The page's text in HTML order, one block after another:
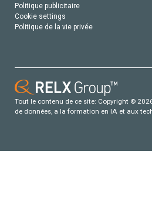
Politique publicitaire
Cookie settings
Politique de la vie privée
Tout le contenu de ce site: Copyright ©
de données, a la formation en IA et aux